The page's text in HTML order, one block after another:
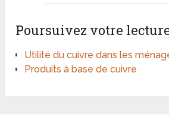
Poursuivez votre
Utilité du cuivre dans les
Produits à base de cuivre